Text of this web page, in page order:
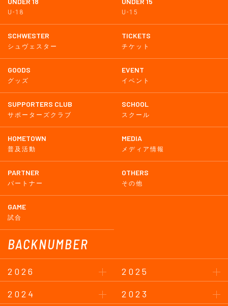
U-18 U-15
SCHWESTER
シュヴェスター
TICKETS
チケット
GOODS
グッズ
EVENT
イベント
SUPPORTERS CLUB
サポーターズクラブ
SCHOOL
スクール
HOMETOWN
普及活動
MEDIA
メディア情報
PARTNER
パートナー
OTHERS
その他
GAME
試合
BACKNUMBER
2026
2025
2024
2023